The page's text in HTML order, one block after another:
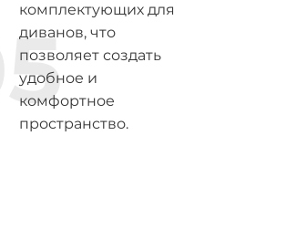
комплектующих для
диванов, что
позволяет создать
удобное и
комфортное
пространство.
05